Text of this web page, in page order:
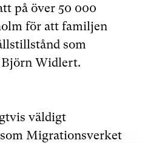
på över 50 000
för att familjen
som
Björn Widlert.
väldigt
Migrationsverket